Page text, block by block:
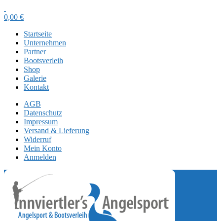
0,00 €
Startseite
Unternehmen
Partner
Bootsverleih
Shop
Galerie
Kontakt
AGB
Datenschutz
Impressum
Versand & Lieferung
Widerruf
Mein Konto
Anmelden